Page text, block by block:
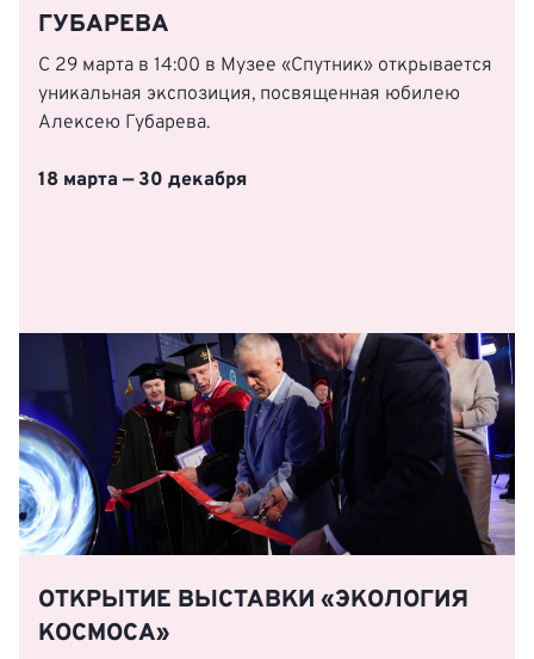
ГУБАРЕВА
С 29 марта в 14:00 в Музее «Спутник» открывается
уникальная экспозиция, посвященная юбилею
Алексею Губарева.
18 марта — 30 декабря
ОТКРЫТИЕ ВЫСТАВКИ «ЭКОЛОГИЯ
КОСМОСА»